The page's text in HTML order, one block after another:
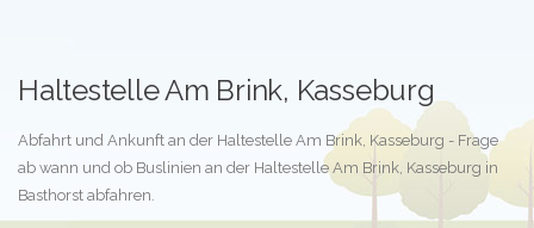
Haltestelle Am Brink, Kasseburg
Abfahrt und Ankunft an der Haltestelle Am Brink, Kasseburg - Frage
ab wann und ob Buslinien an der Haltestelle Am Brink, Kasseburg in
Basthorst abfahren.